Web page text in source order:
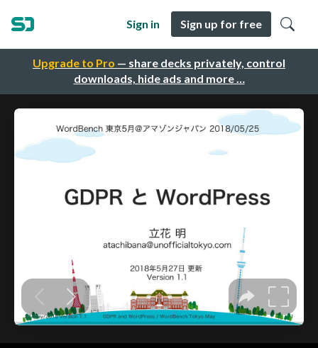
Upgrade to Pro — share decks privately, control
downloads, hide ads and more …
Sign in Sign up for free